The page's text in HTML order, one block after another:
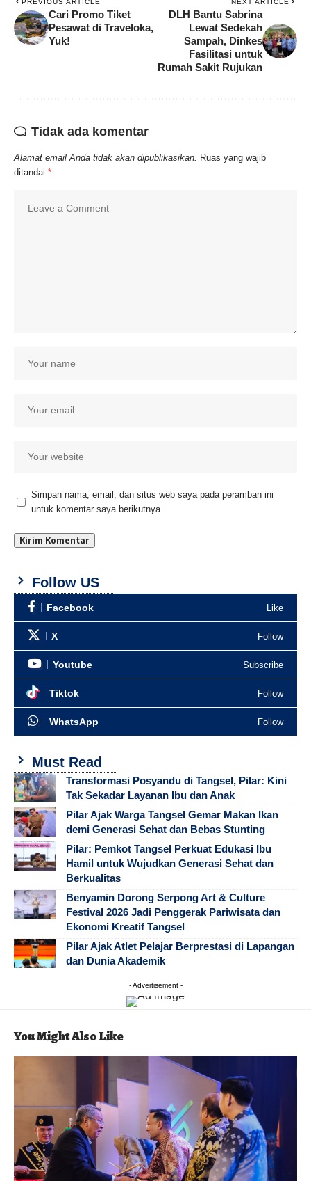
PREVIOUS ARTICLE
Cari Promo Tiket
Pesawat di Traveloka,
Yuk!
NEXT ARTICLE
DLH Bantu Sabrina
Lewat Sedekah
Sampah, Dinkes
Fasilitasi untuk
Rumah Sakit Rujukan
Tidak ada komentar
Alamat email Anda tidak akan dipublikasikan. Ruas yang wajib
ditandai *
Simpan nama, email, dan situs web saya pada peramban ini
untuk komentar saya berikutnya.
Follow US
Facebook Like
X Follow
Youtube Subscribe
Tiktok Follow
WhatsApp Follow
Must Read
Transformasi Posyandu di Tangsel, Pilar: Kini
Tak Sekadar Layanan Ibu dan Anak
Pilar Ajak Warga Tangsel Gemar Makan Ikan
demi Generasi Sehat dan Bebas Stunting
Pilar: Pemkot Tangsel Perkuat Edukasi Ibu
Hamil untuk Wujudkan Generasi Sehat dan
Berkualitas
Benyamin Dorong Serpong Art & Culture
Festival 2026 Jadi Penggerak Pariwisata dan
Ekonomi Kreatif Tangsel
Pilar Ajak Atlet Pelajar Berprestasi di Lapangan
dan Dunia Akademik
- Advertisement -
You Might Also Like